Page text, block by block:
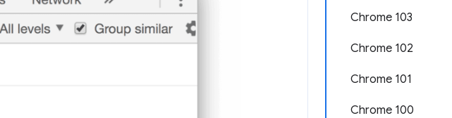
Chrome 103
Chrome 102
Chrome 101
Chrome 100